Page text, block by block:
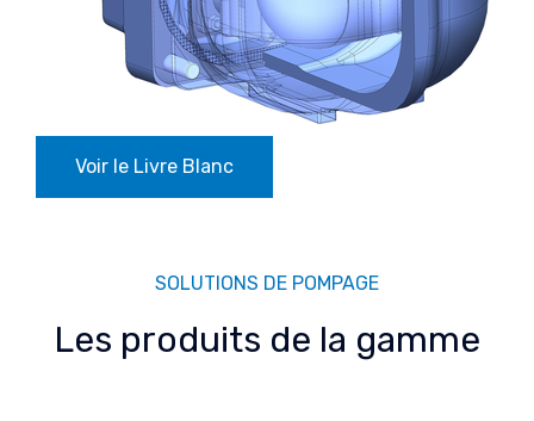
Voir le Livre Blanc
SOLUTIONS DE POMPAGE
Les produits de la gamme